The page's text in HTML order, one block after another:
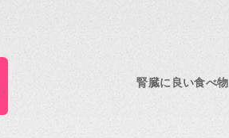
腎臓に良い食べ物